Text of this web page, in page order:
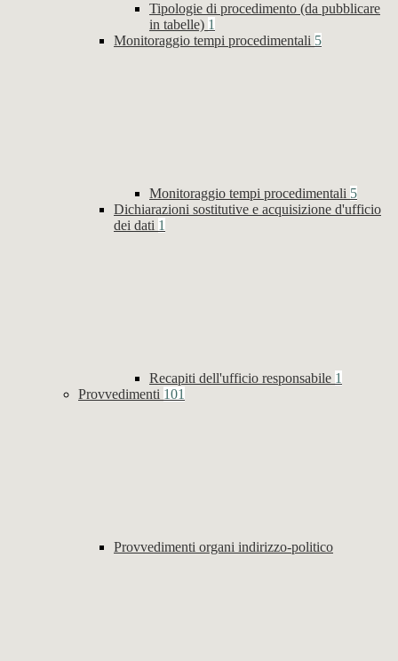
Tipologie di procedimento (da pubblicare
in tabelle) 1
Monitoraggio tempi procedimentali 5
Monitoraggio tempi procedimentali 5
Dichiarazioni sostitutive e acquisizione d'ufficio
dei dati 1
Recapiti dell'ufficio responsabile 1
Provvedimenti 101
Provvedimenti organi indirizzo-politico